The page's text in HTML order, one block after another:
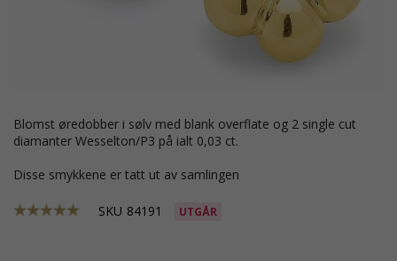
blomst øredobber i sølv med blank overflate og 2 single cut
diamanter Wesselton/P3 på ialt 0,03 ct.
Disse smykkene er tatt ut av samlingen
SKU 84191 UTGÅR